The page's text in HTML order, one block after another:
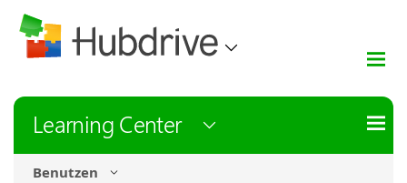
Learning Center
Benutzen